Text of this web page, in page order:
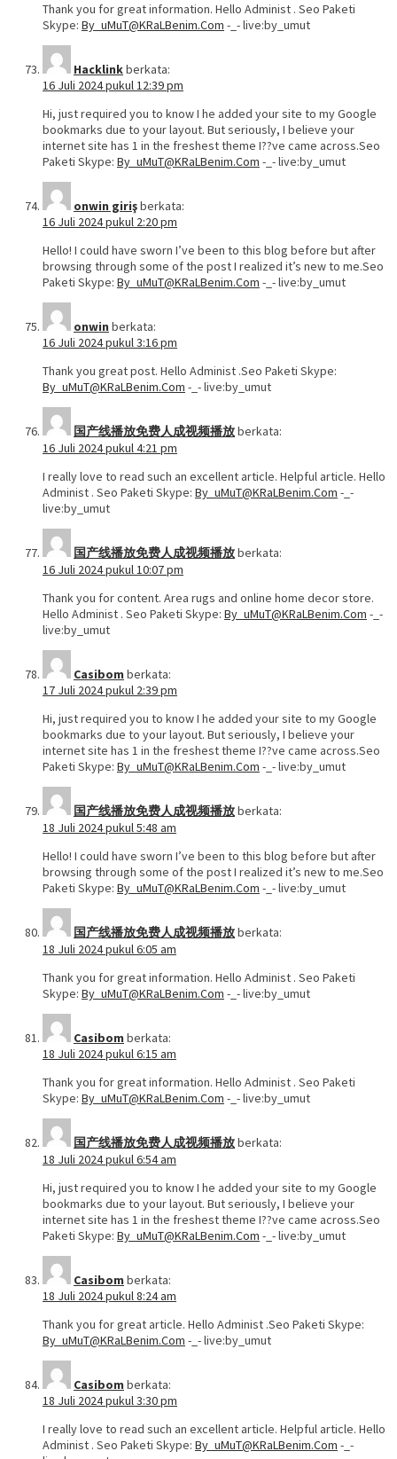
Thank you for great information. Hello Administ . Seo Paketi
Skype: By_uMuT@KRaLBenim.Com -_- live:by_umut
Hacklinkberkata:
16 Juli 2024 pukul 12:39 pm
Hi, just required you to know I he added your site to my Google
bookmarks due to your layout. But seriously, I believe your
internet site has 1 in the freshest theme I??ve came across.Seo
Paketi Skype: By_uMuT@KRaLBenim.Com -_- live:by_umut
onwin girişberkata:
16 Juli 2024 pukul 2:20 pm
Hello! I could have sworn I’ve been to this blog before but after
browsing through some of the post I realized it’s new to me.Seo
Paketi Skype: By_uMuT@KRaLBenim.Com -_- live:by_umut
onwin berkata:
16 Juli 2024 pukul 3:16 pm
Thank you great post. Hello Administ .Seo Paketi Skype:
By_uMuT@KRaLBenim.Com -_- live:by_umut
国产线播放免费人成视频播放berkata:
16 Juli 2024 pukul 4:21 pm
I really love to read such an excellent article. Helpful article. Hello
Administ . Seo Paketi Skype: By_uMuT@KRaLBenim.Com -_-
live:by_umut
国产线播放免费人成视频播放berkata:
16 Juli 2024 pukul 10:07 pm
Thank you for content. Area rugs and online home decor store.
Hello Administ . Seo Paketi Skype: By_uMuT@KRaLBenim.Com -_-
live:by_umut
Casibom berkata:
17 Juli 2024 pukul 2:39 pm
Hi, just required you to know I he added your site to my Google
bookmarks due to your layout. But seriously, I believe your
internet site has 1 in the freshest theme I??ve came across.Seo
Paketi Skype: By_uMuT@KRaLBenim.Com -_- live:by_umut
国产线播放免费人成视频播放berkata:
18 Juli 2024 pukul 5:48 am
Hello! I could have sworn I’ve been to this blog before but after
browsing through some of the post I realized it’s new to me.Seo
Paketi Skype: By_uMuT@KRaLBenim.Com -_- live:by_umut
国产线播放免费人成视频播放berkata:
18 Juli 2024 pukul 6:05 am
Thank you for great information. Hello Administ . Seo Paketi
Skype: By_uMuT@KRaLBenim.Com -_- live:by_umut
Casibom berkata:
18 Juli 2024 pukul 6:15 am
Thank you for great information. Hello Administ . Seo Paketi
Skype: By_uMuT@KRaLBenim.Com -_- live:by_umut
国产线播放免费人成视频播放berkata:
18 Juli 2024 pukul 6:54 am
Hi, just required you to know I he added your site to my Google
bookmarks due to your layout. But seriously, I believe your
internet site has 1 in the freshest theme I??ve came across.Seo
Paketi Skype: By_uMuT@KRaLBenim.Com -_- live:by_umut
Casibom berkata:
18 Juli 2024 pukul 8:24 am
Thank you for great article. Hello Administ .Seo Paketi Skype:
By_uMuT@KRaLBenim.Com -_- live:by_umut
Casibom berkata:
18 Juli 2024 pukul 3:30 pm
I really love to read such an excellent article. Helpful article. Hello
Administ . Seo Paketi Skype: By_uMuT@KRaLBenim.Com -_-